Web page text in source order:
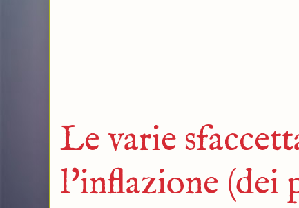
Le varie
l'inflazione (dei